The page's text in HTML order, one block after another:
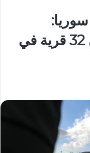
المعارضة تسيطر على 32 قرية في